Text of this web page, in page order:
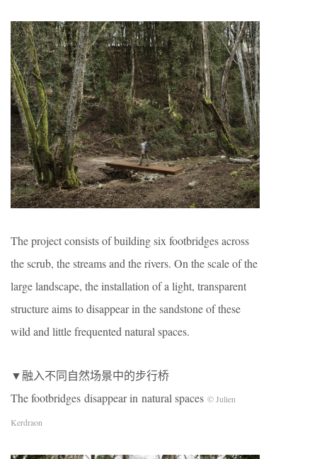
The project consists of building six footbridges across
the scrub, the streams and the rivers. On the scale of the
large landscape, the installation of a light, transparent
structure aims to disappear in the sandstone of these
wild and little frequented natural spaces.
▼融入不同自然场景中的步行桥
The footbridges disappear in natural spaces © Julien
Kerdraon